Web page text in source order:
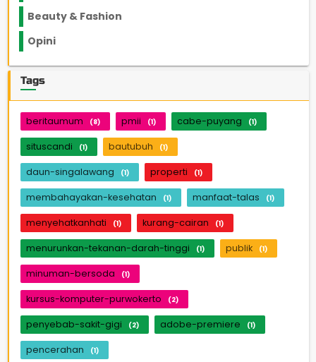
Beauty & Fashion
Opini
Tags
beritaumum (8) pmii (1) cabe-puyang (1)
situscandi (1) bautubuh (1)
daun-singalawang (1) properti (1)
membahayakan-kesehatan (1) manfaat-talas (1)
menyehatkanhati (1) kurang-cairan (1)
menurunkan-tekanan-darah-tinggi (1) publik (1)
minuman-bersoda (1)
kursus-komputer-purwokerto (2)
penyebab-sakit-gigi (2) adobe-premiere (1)
pencerahan (1)